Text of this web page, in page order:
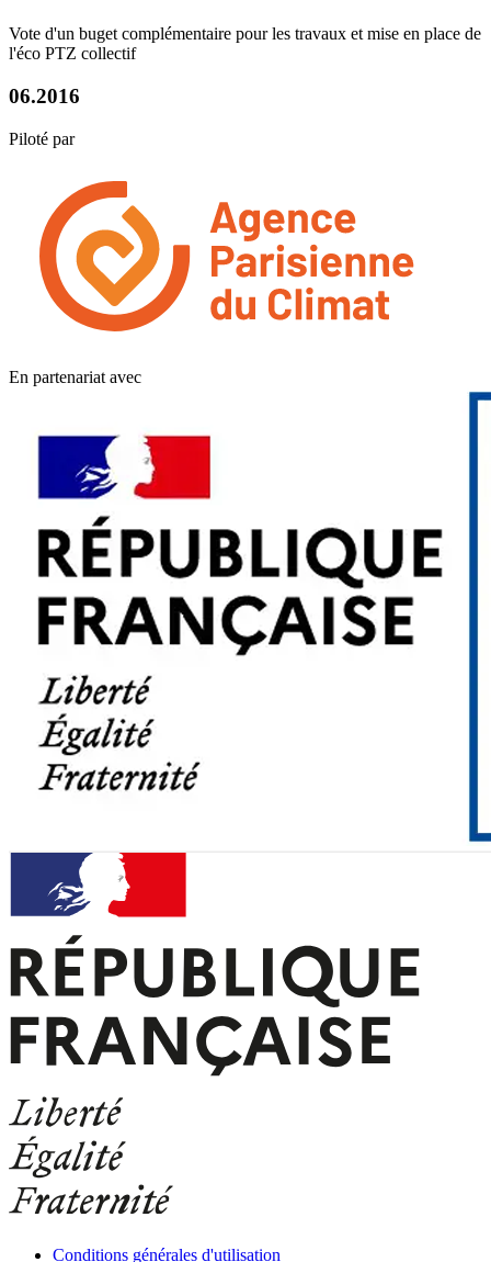
Vote d'un buget complémentaire pour les travaux et mise en place de
l'éco PTZ collectif
06.2016
Piloté par
En partenariat avec
Conditions générales d'utilisation